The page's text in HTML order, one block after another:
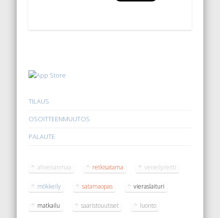
TILAUS
OSOITTEENMUUTOS
PALAUTE
ahvenanmaa retkisatama veneilyreitti
mökkeily satamaopas vieraslaituri
matkailu saaristouutiset luonto